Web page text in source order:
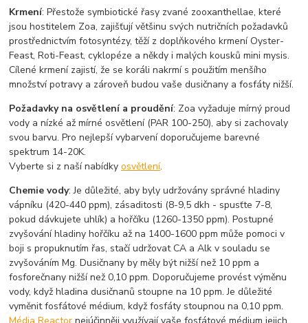
Krmení: Přestože symbiotické řasy zvané zooxanthellae, které
jsou hostitelem Zoa, zajišťují většinu svých nutričních požadavků
prostřednictvím fotosyntézy, těží z doplňkového krmení Oyster-
Feast, Roti-Feast, cyklopéze a někdy i malých kousků mini mysis.
Cílené krmení zajistí, že se koráli nakrmí s použitím menšího
množství potravy a zároveň budou vaše dusičnany a fosfáty nižší.
Požadavky na osvětlení a proudění: Zoa vyžaduje mírný proud
vody a nízké až mírné osvětlení (PAR 100-250), aby si zachovaly
svou barvu. Pro nejlepší vybarvení doporučujeme barevné
spektrum 14-20K.
Vyberte si z naší nabídkyosvětlení.
Chemie vody: Je důležité, aby byly udržovány správné hladiny
vápníku (420-440 ppm), zásaditosti (8-9,5 dkh - spusťte 7-8,
pokud dávkujete uhlík) a hořčíku (1260-1350 ppm). Postupné
zvyšování hladiny hořčíku až na 1400-1600 ppm může pomoci v
boji s propuknutím řas, stačí udržovat CA a Alk v souladu se
zvyšováním Mg. Dusičnany by měly být nižší než 10 ppm a
fosforečnany nižší než 0,10 ppm. Doporučujeme provést výměnu
vody, když hladina dusičnanů stoupne na 10 ppm. Je důležité
vyměnit fosfátové médium, když fosfáty stoupnou na 0,10 ppm.